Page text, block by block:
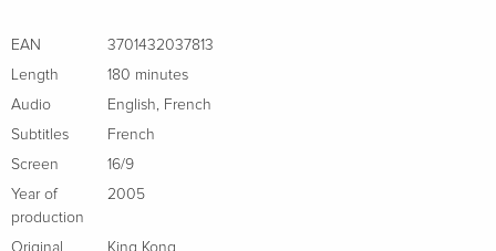
Blu-rays
EAN
3701432037813
Length
180 minutes
Audio
English, French
Subtitles
French
Screen
16/9
Year of
production
2005
Original King Kong